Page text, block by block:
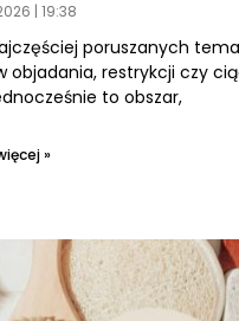
19:38
poruszanych
restrykcji czy
to obszar,
»